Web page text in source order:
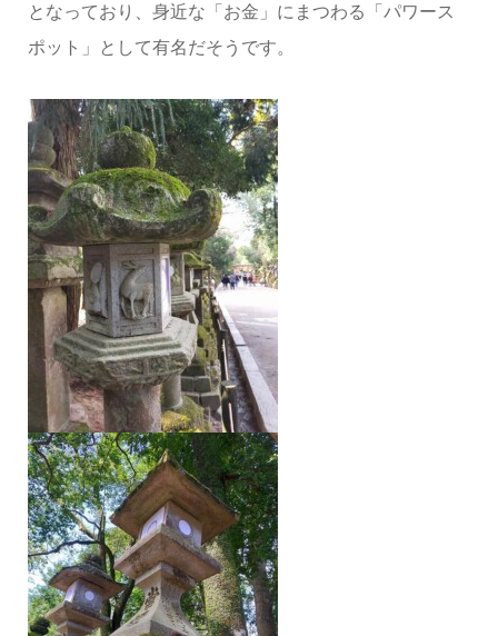
となっており、身近な「お金」にまつわる「パワース
ポット」として有名だそうです。